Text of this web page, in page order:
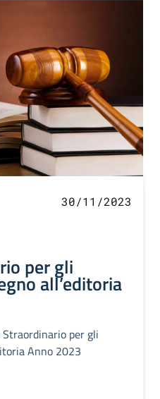
30/11/2023
per gli
all’editoria
per gli
Anno 2023